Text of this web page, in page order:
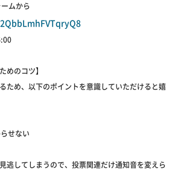
ムから
めのコツ】
ため、以下のポイントを意識していただけると嬉
せない
逃してしまうので、投票関連だけ通知音を変えら